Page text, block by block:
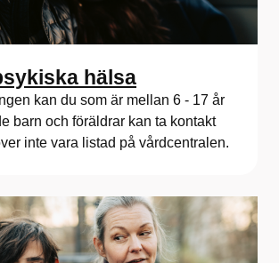
hälsa
kan du som är mellan 6 - 17 år
barn och föräldrar kan ta kontakt
inte vara listad på vårdcentralen.